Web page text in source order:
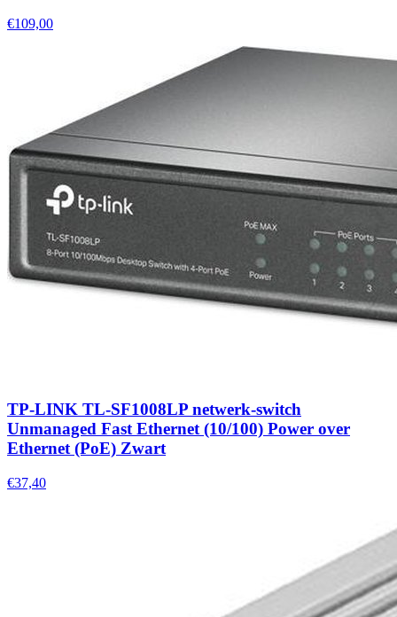
€109,00
TP-LINK TL-SF1008LP netwerk-switch
Unmanaged Fast Ethernet (10/100) Power over
Ethernet (PoE) Zwart
€37,40